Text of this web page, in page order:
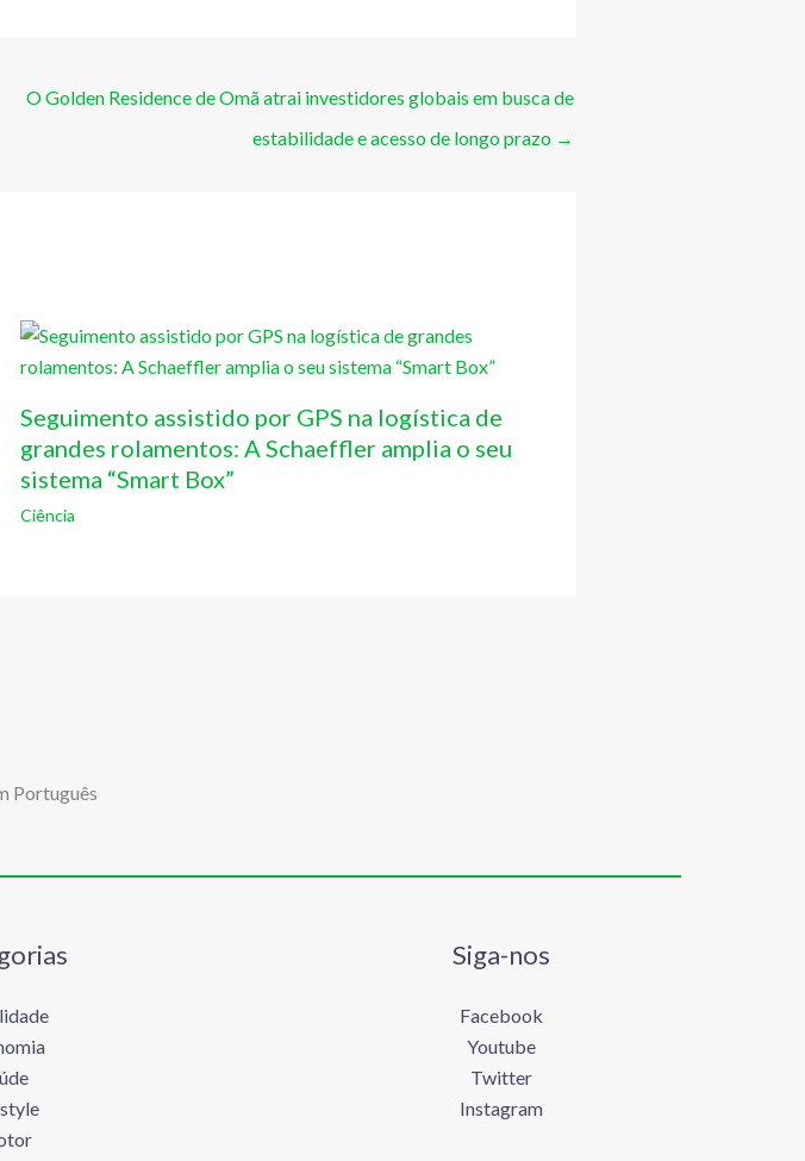
O Golden Residence de Omã atrai investidores globais em busca de
estabilidade e acesso de longo prazo →
Seguimento assistido por GPS na logística de
grandes rolamentos: A Schaeffler amplia o seu
sistema “Smart Box”
Ciência
Português
Siga-nos
Facebook
Youtube
Twitter
Instagram